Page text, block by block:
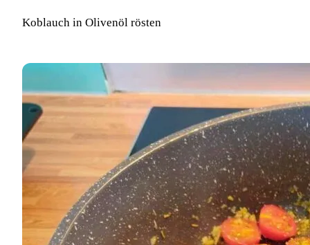
Koblauch in Olivenöl rösten